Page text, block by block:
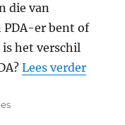
die van
PDA-er bent of
is het verschil
Lees verder“Het
op